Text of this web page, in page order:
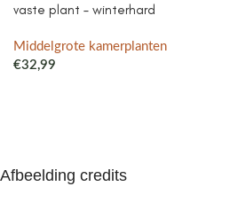
vaste plant – winterhard
Middelgrote kamerplanten
€32,99
Afbeelding credits